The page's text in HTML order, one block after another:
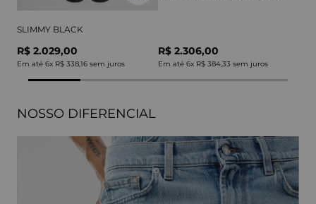
SLIMMY BLACK
R$ 2.029,00
Em até 6x R$ 338,16 sem juros
R$ 2.306,00
Em até 6x R$ 384,33 sem juros
NOSSO DIFERENCIAL